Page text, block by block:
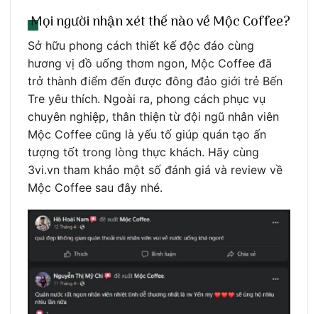
Mọi người nhận xét thế nào về Mộc Coffee?
Sở hữu phong cách thiết kế độc đáo cùng
hương vị đồ uống thơm ngon, Mộc Coffee đã
trở thành điểm đến được đông đảo giới trẻ Bến
Tre yêu thích. Ngoài ra, phong cách phục vụ
chuyên nghiệp, thân thiện từ đội ngũ nhân viên
Mộc Coffee cũng là yếu tố giúp quán tạo ấn
tượng tốt trong lòng thực khách. Hãy cùng
3vi.vn tham khảo một số đánh giá và review về
Mộc Coffee sau đây nhé.